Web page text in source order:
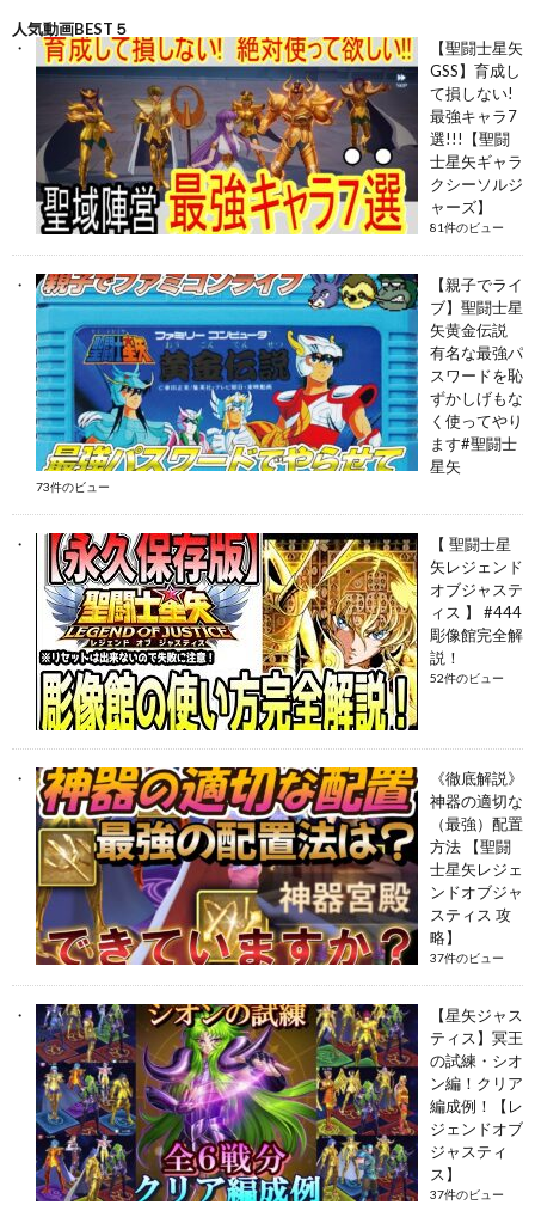
人気動画BEST５
【聖闘士星矢
GSS】育成し
て損しない!
最強キャラ7
選!!!【聖闘
士星矢ギャラ
クシーソルジ
ャーズ】
81件のビュー
【親子でライ
ブ】聖闘士星
矢黄金伝説
有名な最強パ
スワードを恥
ずかしげもな
く使ってやり
ます#聖闘士
星矢
73件のビュー
【 聖闘士星
矢レジェンド
オブジャステ
ィス 】 #444
彫像館完全解
説！
52件のビュー
《徹底解説》
神器の適切な
（最強）配置
方法 【聖闘
士星矢レジェ
ンドオブジャ
スティス 攻
略】
37件のビュー
【星矢ジャス
ティス】冥王
の試練・シオ
ン編！クリア
編成例！【レ
ジェンドオブ
ジャスティ
ス】
37件のビュー